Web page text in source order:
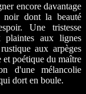
encore davantage
noir dont la beauté
Une tristesse
plaintes aux lignes
aux arpèges
et poétique du maître
d'une mélancolie
dort en boule.